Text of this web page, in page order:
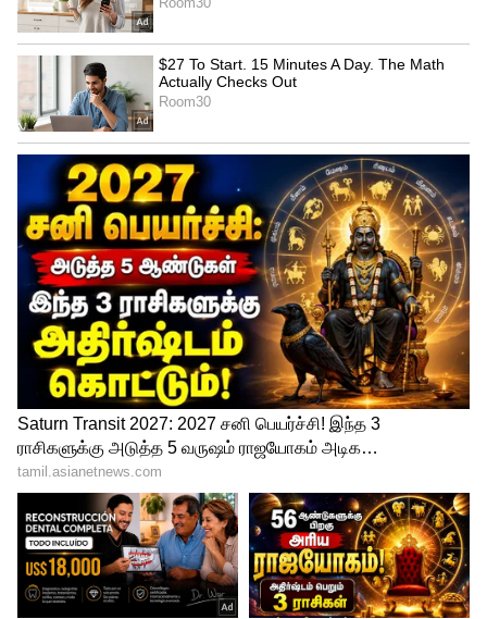
சவுதி அரேபியாவில் தற்போது கார் பந்தயம்
நடைபெற்று வருகிறது. அதைக் காண தான்
இருவரும் ஜோடியாக சென்றுள்ளனர். அங்கு
எடுத்த புகைப்படங்களை தற்போது
நயன்தாரா வெளியிட்டு இருக்கிறார்.
5
9
அதில் காத்துவாக்குல காதல் செய்யும்